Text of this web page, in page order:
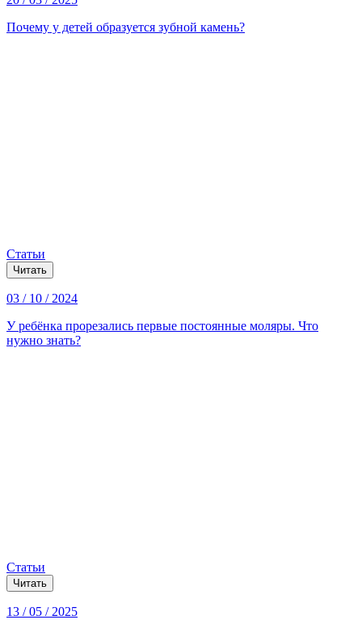
Почему у детей образуется зубной камень?
Статьи
Читать
03 / 10 / 2024
У ребёнка прорезались первые постоянные моляры. Что
нужно знать?
Статьи
Читать
13 / 05 / 2025